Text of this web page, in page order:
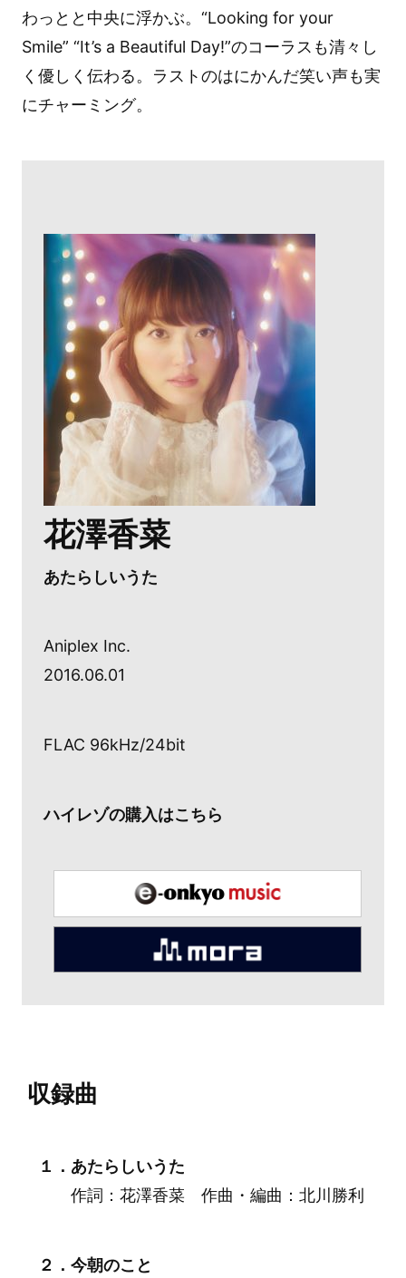
わっとと中央に浮かぶ。“Looking for your
Smile” “It’s a Beautiful Day!”のコーラスも清々し
く優しく伝わる。ラストのはにかんだ笑い声も実
にチャーミング。
花澤香菜
あたらしいうた
Aniplex Inc.
2016.06.01
FLAC 96kHz/24bit
ハイレゾの購入はこちら
収録曲
１．あたらしいうた
作詞：花澤香菜 作曲・編曲：北川勝利
２．今朝のこと